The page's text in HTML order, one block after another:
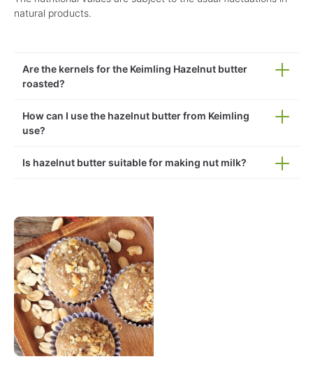
natural products.
Are the kernels for the Keimling Hazelnut butter
roasted?
How can I use the hazelnut butter from Keimling
use?
Is hazelnut butter suitable for making nut milk?